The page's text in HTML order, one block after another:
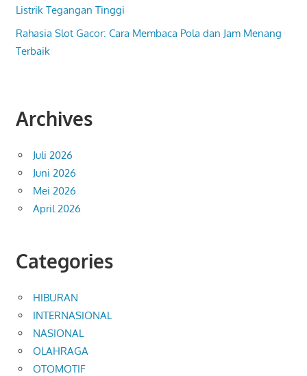
Listrik Tegangan Tinggi
Rahasia Slot Gacor: Cara Membaca Pola dan Jam Menang
Terbaik
Archives
Juli 2026
Juni 2026
Mei 2026
April 2026
Categories
HIBURAN
INTERNASIONAL
NASIONAL
OLAHRAGA
OTOMOTIF